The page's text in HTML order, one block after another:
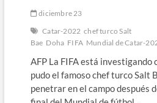
￼
diciembre 23
Catar-2022 chef turco Salt
Bae Doha FIFA Mundial de Catar-
AFP La FIFA está investigando
pudo el famoso chef turco Salt
penetrar en el campo después